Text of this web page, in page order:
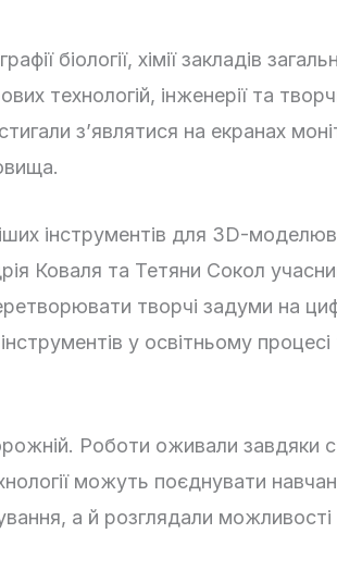
біології, хімії закладів
технологій, інженерії та
з’являтися на екранах
інструментів для 3D-
Коваля та Тетяни Сокол
творчі задуми на
у освітньому процесі
Роботи оживали завдяки
можуть поєднувати
а й розглядали